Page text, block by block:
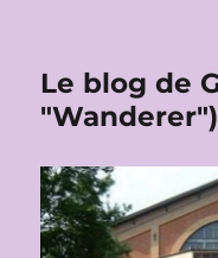
Le blog de
"Wanderer")